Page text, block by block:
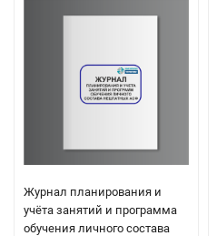
Журнал планирования и
учёта занятий и программа
обучения личного состава